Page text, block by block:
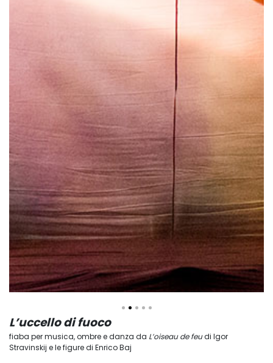
L’uccello di fuoco
fiaba per musica, ombre e danza da L’oiseau de feudi Igor
Stravinskij e le figure di Enrico Baj